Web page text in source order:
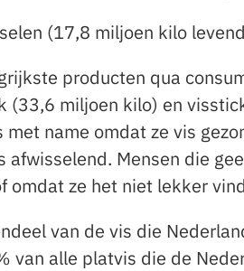
(17,8 miljoen kilo
producten qua
(33,6 miljoen kilo) en
met name omdat ze vis
afwisselend. Mensen die
omdat ze het niet lekker
van de vis die
van alle platvis die de